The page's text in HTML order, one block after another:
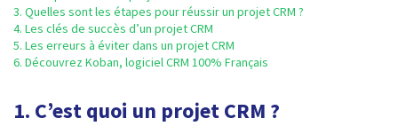
3. Quelles sont les étapes pour réussir un projet CRM ?
4. Les clés de succès d’un projet CRM
5. Les erreurs à éviter dans un projet CRM
6. Découvrez Koban, logiciel CRM 100% Français
1. C’est quoi un projet CRM ?